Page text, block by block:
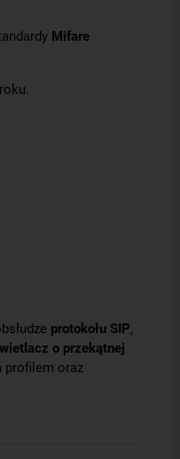
Mifare
protokołu SIP,
o przekątnej
profilem oraz